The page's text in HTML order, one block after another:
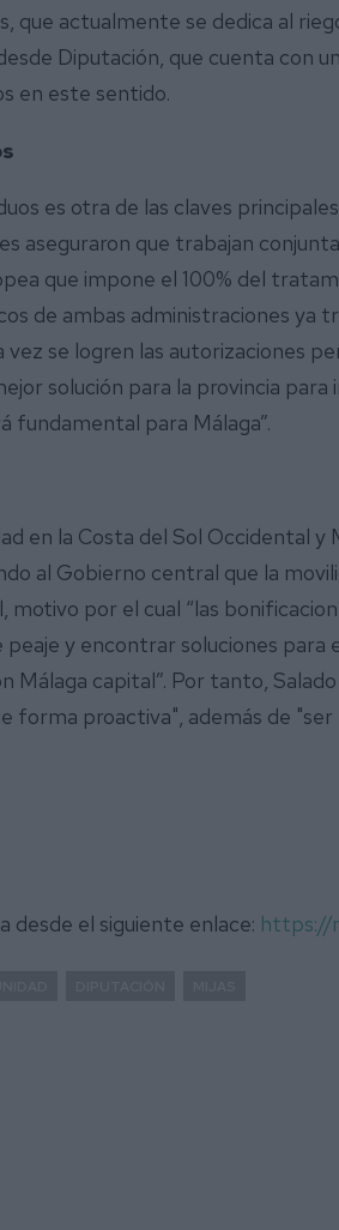
que actualmente se dedica al
Diputación, que cuenta con
en este sentido.
es otra de las claves
aseguraron que trabajan
que impone el 100% del
de ambas administraciones ya
vez se logren las autorizaciones
solución para la provincia
fundamental para Málaga”.
en la Costa del Sol Occidental y
al Gobierno central que la
motivo por el cual “las
peaje y encontrar soluciones para
Málaga capital”. Por tanto,
forma proactiva", además de
desde el siguiente enlace: https://